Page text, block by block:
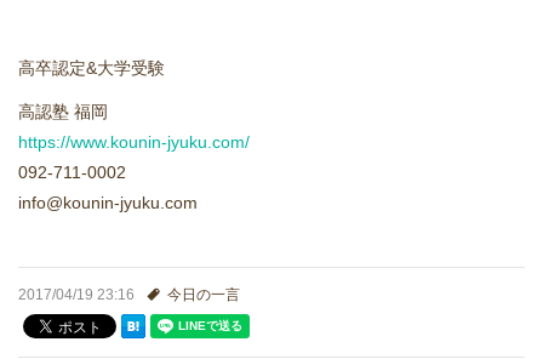
お問い合わせ
高認塾ブログ
生徒さんの声
高卒認定&大学受験
高認塾 福岡
https://www.kounin-jyuku.com/
092-711-0002
info@kounin-jyuku.com
2017/04/19 23:16 今日の一言